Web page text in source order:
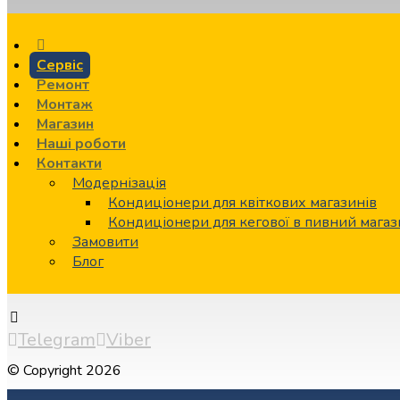
Сервіс
Ремонт
Монтаж
Магазин
Наші роботи
Контакти
Модернізація
Кондиціонери для квіткових магазинів
Кондиціонери для кегової в пивний
Замовити
Блог
Telegram Viber
© Copyright 2026